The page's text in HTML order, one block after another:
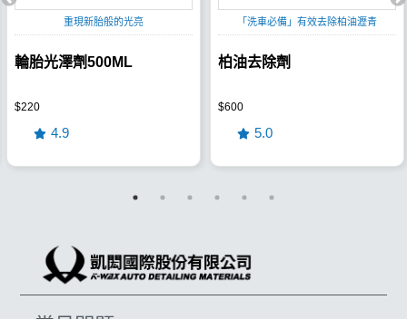
重現新胎般的光亮
輪胎光澤劑500ML
$220
4.9
「洗車必備」有效去除柏油瀝青
柏油去除劑
$600
5.0